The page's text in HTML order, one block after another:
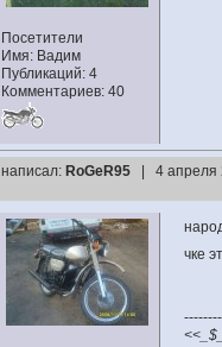
Посетители
Имя: Вадим
Публикаций: 4
Комментариев: 40
написал: RoGeR95 | 4
чке